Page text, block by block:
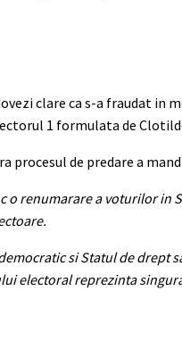
clare ca s-a fraudat in
1 formulata de
de predare a
o renumarare a voturilor
si Statul de drept
electoral reprezinta